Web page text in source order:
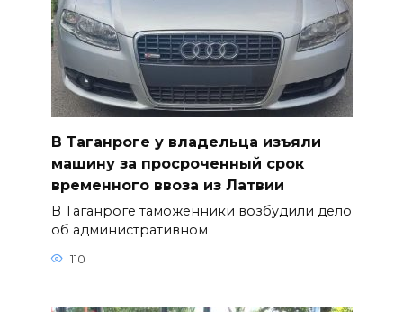
В Таганроге у владельца изъяли
машину за просроченный срок
временного ввоза из Латвии
В Таганроге таможенники возбудили дело
об административном
110